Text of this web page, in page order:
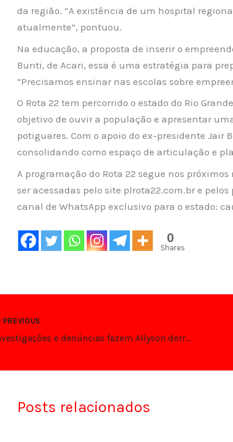
da região. “A existência de um hospital
atualmente”, pontuou.
Na educação, a proposta de inserir o
Buriti, de Acari, essa é uma estratégia para
“Precisamos ensinar nas escolas sobre
O Rota 22 tem percorrido o estado do Rio
objetivo de ouvir a população e apresentar
potiguares. Com o apoio do ex-presidente Jair
consolidando como espaço de articulação e
A programação do Rota 22 segue nos
ser acessadas pelo site plrota22.com.br e
canal de WhatsApp exclusivo para o estado:
0
Shares
PREVIOUS
Investigações e denúncias fazem Allyson derreter
Posts relacionados